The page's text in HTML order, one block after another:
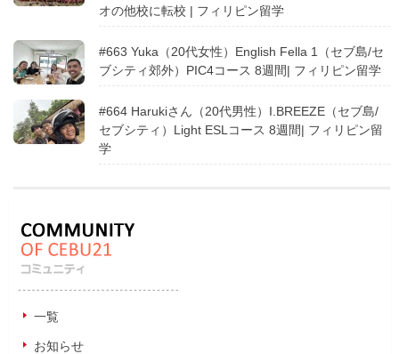
オの他校に転校 | フィリピン留学
#663 Yuka（20代女性）English Fella 1（セブ島/セ
ブシティ郊外）PIC4コース 8週間| フィリピン留学
#664 Harukiさん（20代男性）I.BREEZE（セブ島/
セブシティ）Light ESLコース 8週間| フィリピン留
学
一覧
お知らせ